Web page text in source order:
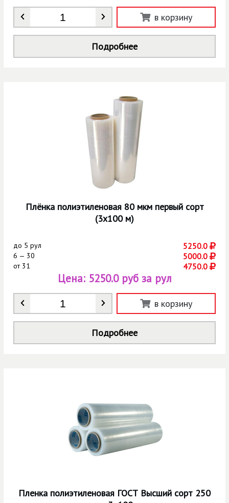
Количество в корзину
Подробнее
Плёнка полиэтиленовая 80 мкм первый сорт
(3х100 м)
до 5 рул 5250.0
6 — 30 5000.0
от31 4750.0
Количество
Цена: 5250.0 руб за рул
в корзину
Подробнее
Пленка полиэтиленовая ГОСТ Высший сорт 250